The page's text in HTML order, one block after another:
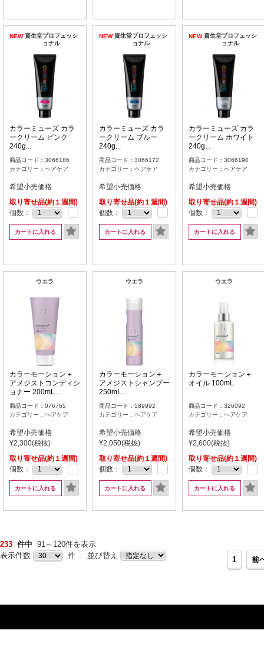
NEW 資生堂プロフェッシ
ョナル
カラーミューズ カラ
ークリーム ピンク
240g...
商品コード：3066186
カテゴリー：ヘアケア
希望小売価格
取り寄せ品(約１週間)
個数：
カートに入れる
NEW 資生堂プロフェッシ
ョナル
カラーミューズ カラ
ークリーム ブルー
240g...
商品コード：3066172
カテゴリー：ヘアケア
希望小売価格
取り寄せ品(約１週間)
個数：
カートに入れる
NEW 資生堂プロフェッシ
ョナル
カラーミューズ カラ
ークリーム ホワイト
240g...
商品コード：3066190
カテゴリー：ヘアケア
希望小売価格
取り寄せ品(約１週間)
個数：
カートに入れる
ウエラ
カラーモーション＋
アメジストコンディシ
ョナー 200mL...
商品コード：076765
カテゴリー：ヘアケア
希望小売価格
¥2,300(税抜)
取り寄せ品(約１週間)
個数：
カートに入れる
ウエラ
カラーモーション＋
アメジストシャンプー
250mL...
商品コード：589992
カテゴリー：ヘアケア
希望小売価格
¥2,050(税抜)
取り寄せ品(約１週間)
個数：
カートに入れる
ウエラ
カラーモーション＋
オイル 100mL
商品コード：326092
カテゴリー：ヘアケア
希望小売価格
¥2,600(税抜)
取り寄せ品(約１週間)
個数：
カートに入れる
233 件中 91～120件を表示
1
前
表示件数 件 並び替え